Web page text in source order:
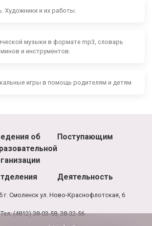
Художники и их работы.
музыки в формате mp3, словарь
и инструментов.
игры в помощь родителям и детям
об
Поступающим
Деятельность
г. Смоленск ул. Ново-Краснофлотская, 6
Тел: (4812) 38-03-58, 38-32-56